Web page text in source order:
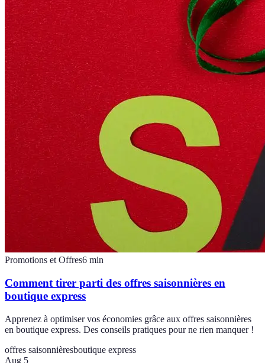
Promotions et Offres6 min
Comment tirer parti des offres saisonnières en
boutique express
Apprenez à optimiser vos économies grâce aux offres saisonnières
en boutique express. Des conseils pratiques pour ne rien manquer !
offres saisonnièresboutique express
Aug 5